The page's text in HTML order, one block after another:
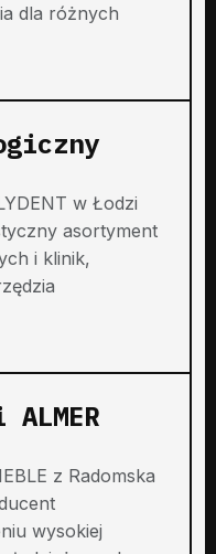
dla różnych
w Łodzi
asortyment
i klinik,
z Radomska
wysokiej